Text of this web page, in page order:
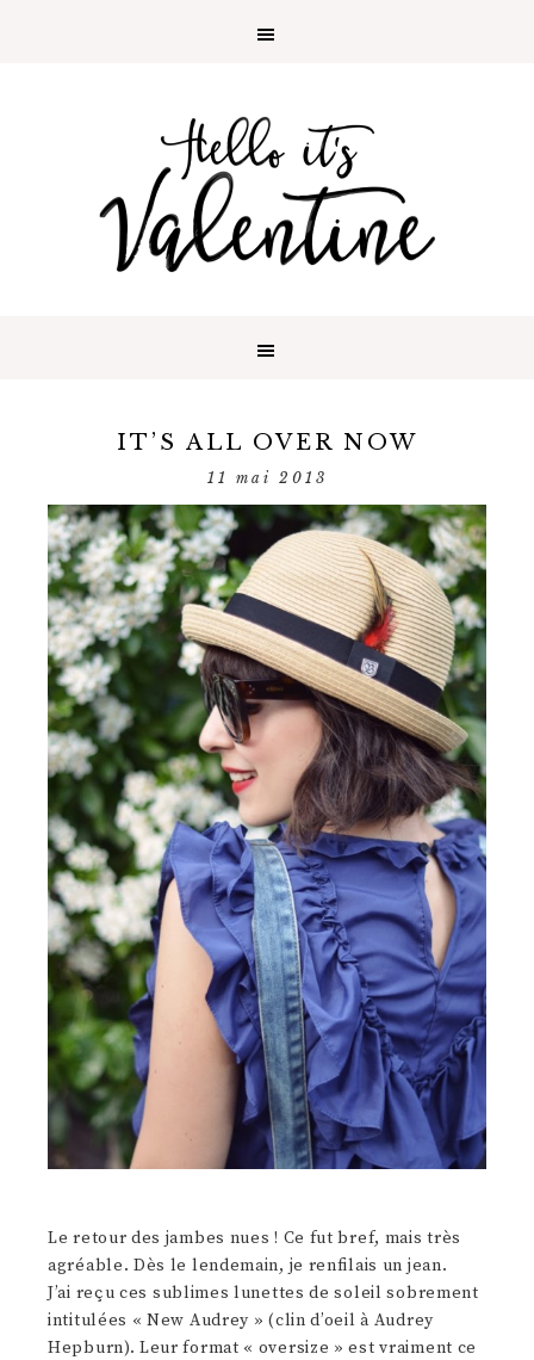
IT’S ALL OVER NOW
11 mai 2013
Le retour des jambes nues ! Ce fut bref, mais très
agréable. Dès le lendemain, je renfilais un jean.
J’ai reçu ces sublimes lunettes de soleil sobrement
intitulées « New Audrey » (clin d’oeil à Audrey
Hepburn). Leur format « oversize » est vraiment ce